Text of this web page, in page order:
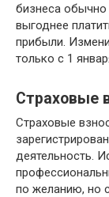
бизнеса обычно
выгоднее
прибыли.
только с 1
Страховые
Страховые
деятельность.
по желанию, но